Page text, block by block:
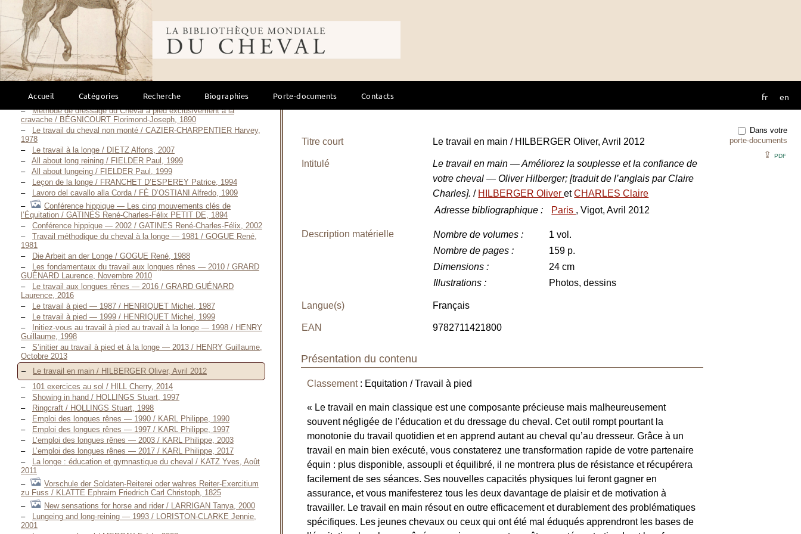
Bibliothèque mondiale du cheval
Accueil Catégories Recherche Biographies Porte-documents Contacts fr en
Principes élémentaires d’Équitation / Anonyme, 1811
Practische Anleitung zur Bearbeitung des Pferdes an der
Longe / ARNIM Richard VON, 1876
Dressage du cheval aux piliers / BARRY Jean-Claude, 1997
Le travail à la main selon l’École française / BARRY Jean-Claude,
Mars 2014
Le travail à pied de votre cheval / BAYLEY Lesley, Mai 2006
1970
Méthode de dressage du Cheval à pied exclusivement à la
cravache / BÉGNICOURT Florimond-Joseph, 1890
Le travail du cheval non monté / CAZIER-CHARPENTIER Harvey,
1978
Le travail à la longe / DIETZ Alfons, 2007
All about long reining / FIELDER Paul, 1999
All about lungeing / FIELDER Paul, 1999
Leçon de la longe / FRANCHET D’ESPEREY Patrice, 1994
Lavoro del cavallo alla Corda / FÈ D’OSTIANI Alfredo, 1909
Conférence hippique — Les cinq mouvements clés de
l’Équitation / GATINES René-Charles-Félix PETIT DE, 1894
Conférence hippique — 2002 / GATINES René-Charles-Félix, 2002
Travail méthodique du cheval à la longe — 1981 / GOGUE René,
1981
Die Arbeit an der Longe / GOGUE René, 1988
Les fondamentaux du travail aux longues rênes — 2010 / GRARD
GUÉNARD Laurence, Novembre 2010
Le travail aux longues rênes — 2016 / GRARD GUÉNARD
Laurence, 2016
Le travail à pied — 1987 / HENRIQUET Michel, 1987
Le travail à pied — 1999 / HENRIQUET Michel, 1999
Initiez-vous au travail à pied au travail à la longe — 1998 / HENRY
Guillaume, 1998
S’initier au travail à pied et à la longe — 2013 / HENRY Guillaume,
Octobre 2013
Le travail en main / HILBERGER Oliver, Avril 2012
101 exercices au sol / HILL Cherry, 2014
Showing in hand / HOLLINGS Stuart, 1997
Ringcraft / HOLLINGS Stuart, 1998
Emploi des longues rênes — 1990 / KARL Philippe, 1990
Emploi des longues rênes — 1997 / KARL Philippe, 1997
L’emploi des longues rênes — 2003 / KARL Philippe, 2003
L’emploi des longues rênes — 2017 / KARL Philippe, 2017
La longe : éducation et gymnastique du cheval / KATZ Yves, Août
2011
Vorschule der Soldaten-Reiterei oder wahres Reiter-Exercitium
zu Fuss / KLATTE Ephraim Friedrich Carl Christoph, 1825
New sensations for horse and rider / LARRIGAN Tanya, 2000
Lungeing and long-reining — 1993 / LORISTON-CLARKE Jennie,
2001
Dans votre
porte-documents
⇪ PDF
Titre court Le travail en main / HILBERGER Oliver, Avril 2012
Intitulé
Le travail en main — Améliorez la souplesse et la confiance de
votre cheval — Oliver Hilberger; [traduit de l’anglais par Claire
Charles]./ HILBERGER OliveretCHARLES Claire
Adresse bibliographique : Paris , Vigot, Avril 2012
Description matérielle Nombre de volumes :
1 vol.
Nombre de pages :
159 p.
Dimensions :
24 cm
Illustrations : Photos, dessins
Langue(s) Français
EAN 9782711421800
Présentation du contenu
Classement: Equitation / Travail à pied
« Le travail en main classique est une composante précieuse mais malheureusement
souvent négligée de l’éducation et du dressage du cheval. Cet outil rompt pourtant la
monotonie du travail quotidien et en apprend autant au cheval qu’au dresseur. Grâce à un
travail en main bien exécuté, vous constaterez une transformation rapide de votre partenaire
équin : plus disponible, assoupli et équilibré, il ne montrera plus de résistance et récupérera
facilement de ses séances. Ses nouvelles capacités physiques lui feront gagner en
assurance, et vous manifesterez tous les deux davantage de plaisir et de motivation à
travailler. Le travail en main résout en outre efficacement et durablement des problématiques
spécifiques. Les jeunes chevaux ou ceux qui ont été mal éduqués apprendront les bases de